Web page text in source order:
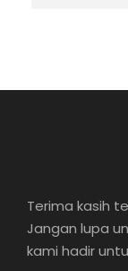
Terima kasih
Jangan lupa
kami hadir